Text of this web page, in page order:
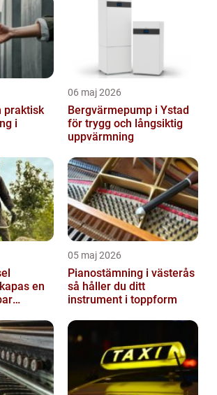
i
06 maj 2026
Bergvärmepump i Ystad
för trygg och långsiktig
uppvärmning
05 maj 2026
Pianostämning i västerås
så håller du ditt
instrument i toppform